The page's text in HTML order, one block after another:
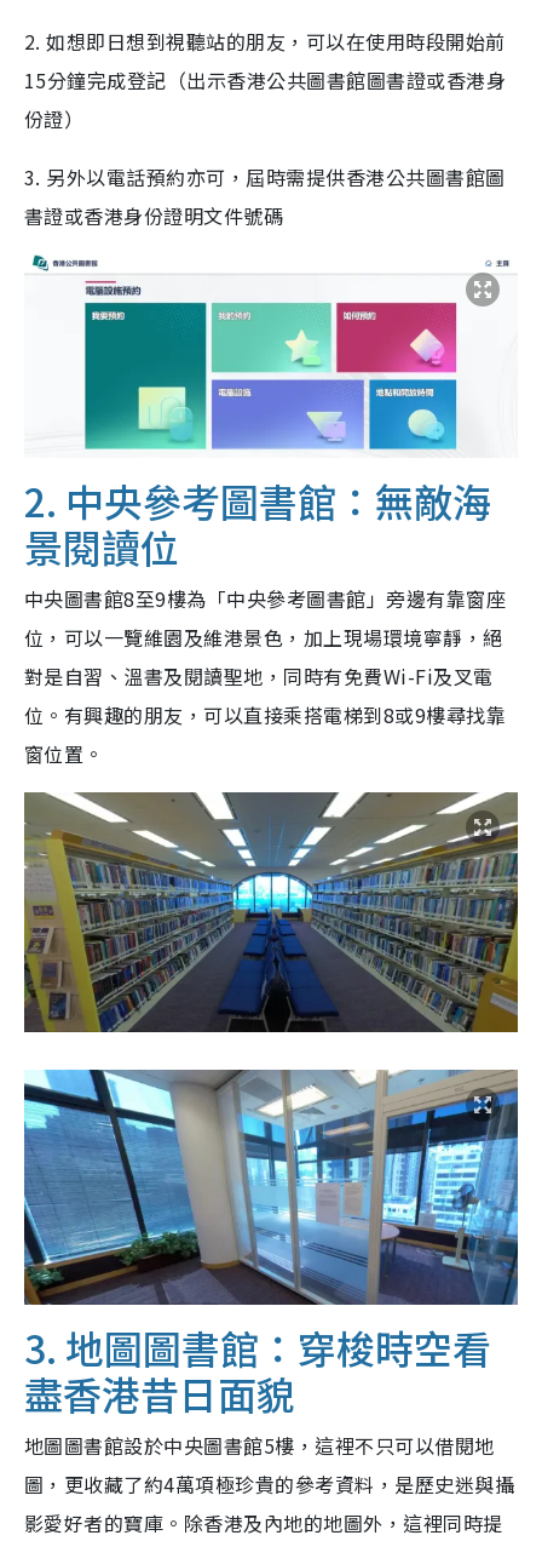
2. 如想即日想到視聽站的朋友，可以在使用時段開始前
15分鐘完成登記（出示香港公共圖書館圖書證或香港身
份證）
3. 另外以電話預約亦可，屆時需提供香港公共圖書館圖
書證或香港身份證明文件號碼
2. 中央參考圖書館：無敵海
景閱讀位
中央圖書館8至9樓為「中央參考圖書館」旁邊有靠窗座
位，可以一覽維園及維港景色，加上現場環境寧靜，絕
對是自習、溫書及閱讀聖地，同時有免費Wi-Fi及叉電
位。有興趣的朋友，可以直接乘搭電梯到8或9樓尋找靠
窗位置。
3. 地圖圖書館：穿梭時空看
盡香港昔日面貌
地圖圖書館設於中央圖書館5樓，這裡不只可以借閱地
圖，更收藏了約4萬項極珍貴的參考資料，是歷史迷與攝
影愛好者的寶庫。除香港及內地的地圖外，這裡同時提